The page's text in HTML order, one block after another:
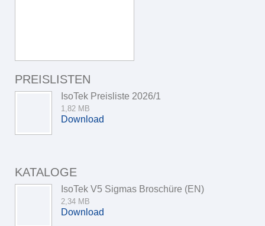
PREISLISTEN
IsoTek Preisliste 2026/1
1,82 MB
Download
KATALOGE
IsoTek V5 Sigmas Broschüre (EN)
2,34 MB
Download